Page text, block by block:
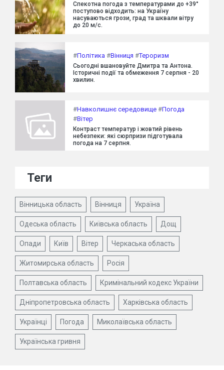
Спекотна погода з температурами до +39°
поступово відходить: на Україну
насуваються грози, град та шквали вітру
до 20 м/с.
#Політика #Вінниця #Тероризм
Сьогодні вшановуйте Дмитра та Антона.
Історичні події та обмеження 7 серпня - 20
хвилин.
#Навколишнє середовище #Погода
#Вітер
Контраст температур і жовтий рівень
небезпеки: які сюрпризи підготувала
погода на 7 серпня.
Теги
Вінницька область Вінниця Україна
Одеська область Київська область Дощ
Опади Київ Вітер Черкаська область
Житомирська область Росія
Полтавська область Кримінальний кодекс України
Дніпропетровська область Харківська область
Українці Погода Миколаївська область
Українська гривня